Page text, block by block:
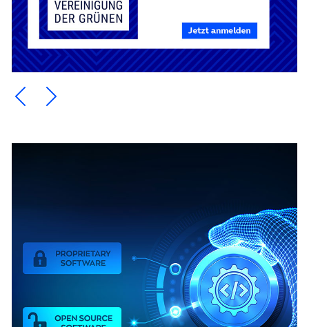
Ein Element zurück blättern
Ein Element weiter blättern